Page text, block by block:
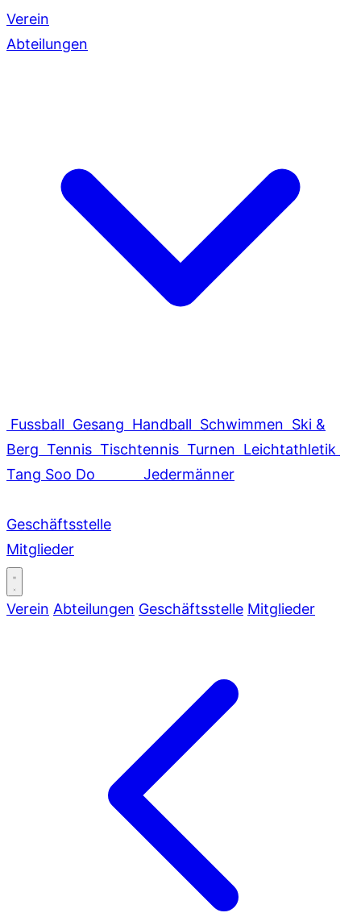
Verein
Abteilungen
Fussball Gesang Handball Schwimmen Ski &
Berg Tennis Tischtennis Turnen Leichtathletik
Tang Soo Do
Jedermänner
Geschäftsstelle
Mitglieder
Verein Abteilungen Geschäftsstelle Mitglieder